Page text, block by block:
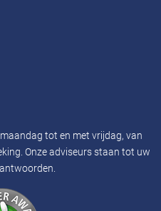
tot en met vrijdag, van
Onze adviseurs staan ​​tot uw